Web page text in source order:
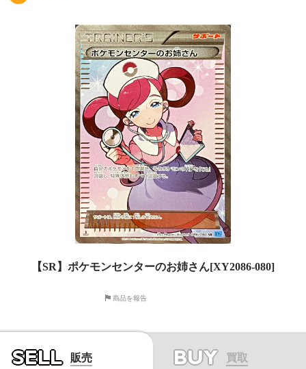
【SR】ポケモンセンターのお姉さん[XY2086-080]
商品を報告
SELL 販売 BUY 買取